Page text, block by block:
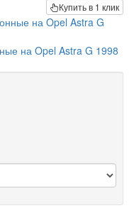
Купить в 1 клик
на Opel Astra G 1998